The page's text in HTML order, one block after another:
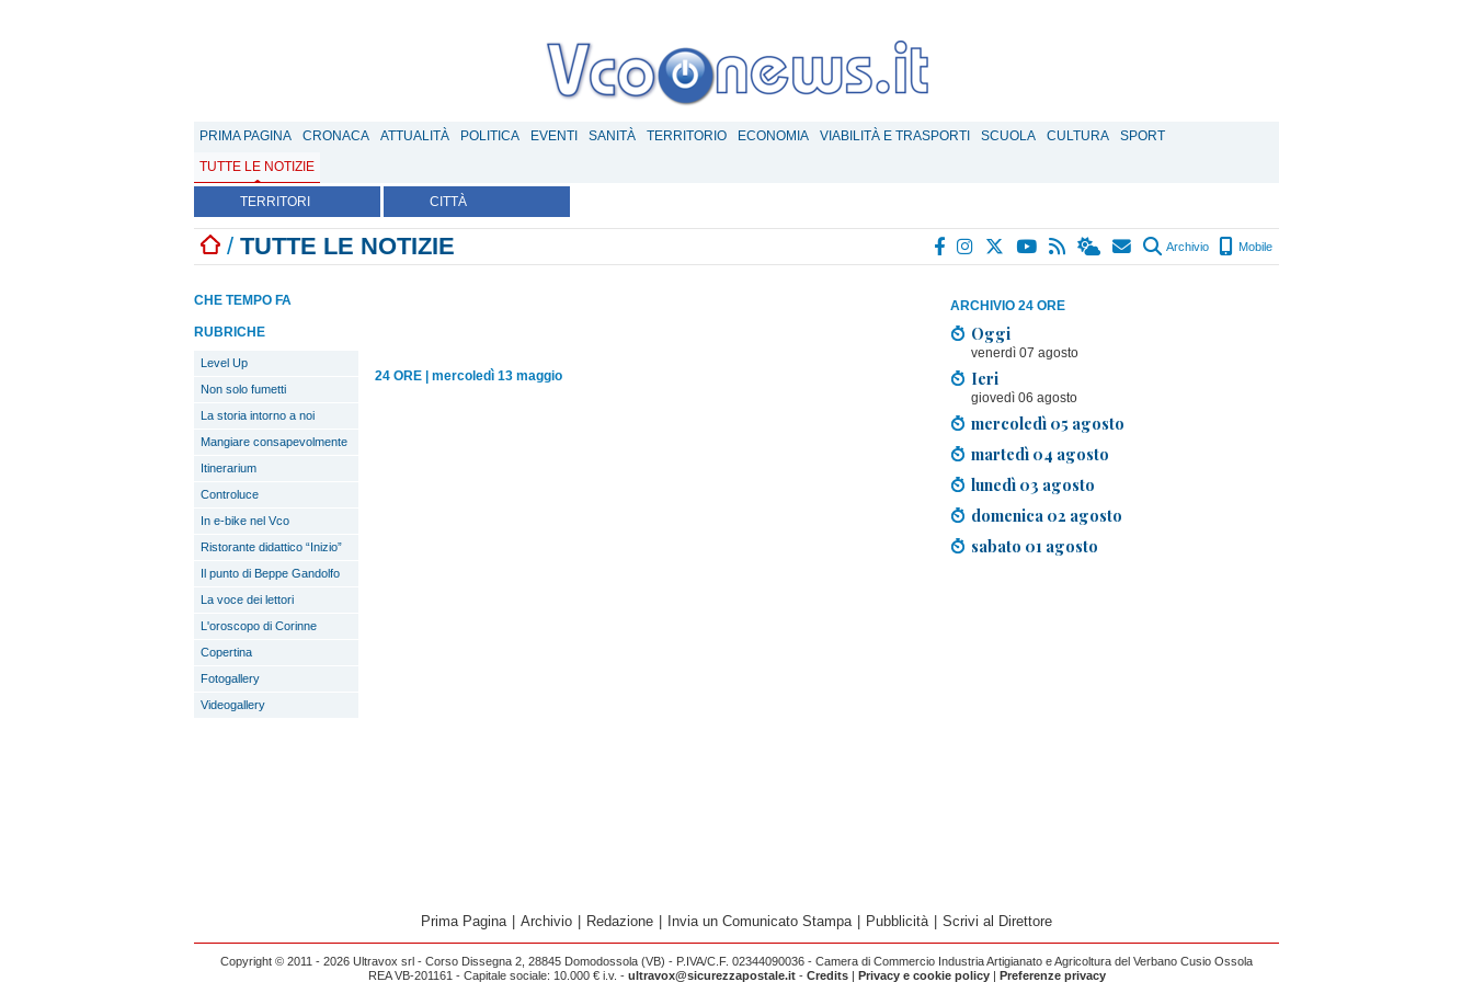
PRIMA PAGINA CRONACA ATTUALITÀ POLITICA EVENTI SANITÀ TERRITORIO ECONOMIA VIABILITÀ E TRASPORTI SCUOLA CULTURA
SPORT
TUTTE LE NOTIZIE
TERRITORI CITTÀ
/ TUTTE LE NOTIZIE Archivio Mobile
ARCHIVIO 24 ORE
Oggi
venerdì 07 agosto
Ieri
giovedì 06 agosto
mercoledì 05 agosto
martedì 04 agosto
lunedì 03 agosto
domenica 02 agosto
sabato 01 agosto
CHE TEMPO FA
RUBRICHE
Level Up
Non solo fumetti
La storia intorno a noi
Mangiare consapevolmente
Itinerarium
Controluce
In e-bike nel Vco
Ristorante didattico “Inizio”
Il punto di Beppe Gandolfo
La voce dei lettori
L'oroscopo di Corinne
Copertina
Fotogallery
Videogallery
24 ORE mercoledì 13 maggio
Prima Pagina Archivio Redazione Invia un Comunicato Stampa Pubblicità Scrivi al Direttore
Copyright © 2011 - 2026 Ultravox srl - Corso Dissegna 2, 28845 Domodossola (VB) - P.IVA/C.F. 02344090036 - Camera di Commercio Industria Artigianato e Agricoltura del Verbano Cusio Ossola
REA VB-201161 - Capitale sociale: 10.000 € i.v. - ultravox@sicurezzapostale.it- Credits| Privacy e cookie policy| Preferenze privacy